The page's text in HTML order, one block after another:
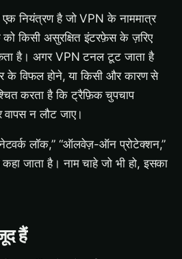
नियंत्रण है जो VPN के नाममात्र
किसी असुरक्षित इंटरफ़ेस के ज़रिए
है। अगर VPN टनल टूट जाता है
के विफल होने, या किसी और कारण से
करता है कि ट्रैफ़िक चुपचाप
न लौट जाए।
लॉक,” “ऑलवेज़-ऑन प्रोटेक्शन,”
जाता है। नाम चाहे जो भी हो, इसका
हैं